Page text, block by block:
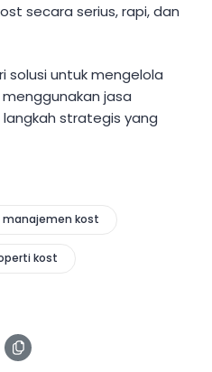
secara serius, rapi, dan
solusi untuk mengelola
jasa
strategis yang
manajemen kost
kost